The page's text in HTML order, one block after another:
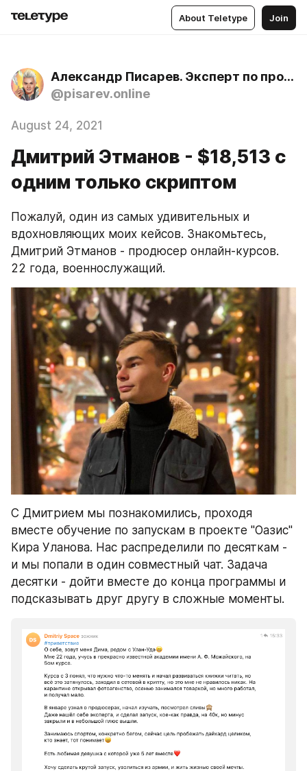
About Teletype Join
Александр Писарев. Эксперт по продажам дорогих услуг и образовательных продуктов с 2010 года
@pisarev.online
August 24, 2021
Дмитрий Этманов - $18,513 с
одним только скриптом
Пожалуй, один из самых удивительных и
вдохновляющих моих кейсов. Знакомьтесь,
Дмитрий Этманов - продюсер онлайн-курсов.
22 года, военнослужащий.
С Дмитрием мы познакомились, проходя
вместе обучение по запускам в проекте "Оазис"
Кира Уланова. Нас распределили по десяткам -
и мы попали в один совместный чат. Задача
десятки - дойти вместе до конца программы и
подсказывать друг другу в сложные моменты.